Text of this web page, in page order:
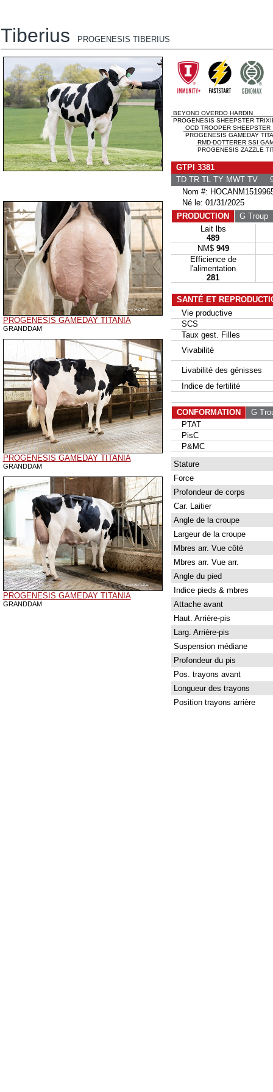
Tiberius PROGENESIS TIBERIUS
PROGENESIS GAMEDAY TITANIA
GRANDDAM
PROGENESIS GAMEDAY TITANIA
GRANDDAM
PROGENESIS GAMEDAY TITANIA
GRANDDAM
BEYOND OVERDO HARDIN
PROGENESIS SHEEPSTER
OCD TROOPER SHEEPSTER
PROGENESIS GAMEDAY
RMD-DOTTERER SSI
PROGENESIS ZAZZLE
GTPI 3381
TD TR TL TY MWT TV
Nom #:
Né le: 01/31/2025
PRODUCTION
G Troup
Lait lbs
489
NM$ 949
Efficience de
l'alimentation
281
SANTÉ ET
Vie productive
SCS
Taux gest. Filles
Vivabilité
Livabilité des génisses
Indice de fertilité
CONFORMATION
G
PTAT
PisC
P&MC
Stature
Force
Profondeur de corps
Car. Laitier
Angle de la croupe
Largeur de la croupe
Mbres arr. Vue côté
Mbres arr. Vue arr.
Angle du pied
Indice pieds & mbres
Attache avant
Haut. Arrière-pis
Larg. Arrière-pis
Suspension médiane
Profondeur du pis
Pos. trayons avant
Longueur des trayons
Position trayons arrière